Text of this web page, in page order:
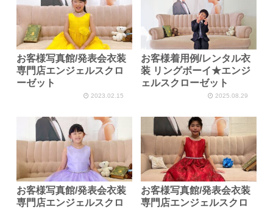
お客様写真館/発表会衣装
専門店エンジェルスクロ
ーゼット
2023.02.15
お客様着用例/レンタル衣
装 リングボーイ★エンジ
ェルスクローゼット
2025.08.29
お客様写真館/発表会衣装
専門店エンジェルスクロ
お客様写真館/発表会衣装
専門店エンジェルスクロ